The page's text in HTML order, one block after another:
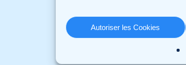
Autoriser les Cookies
Opportunités d’emploi
Internats et résidences